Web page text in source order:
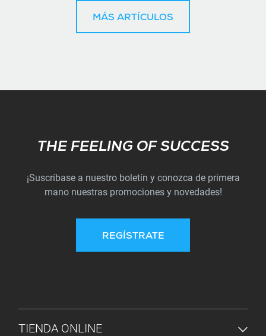
MÁS ARTÍCULOS
Subscribe
THE FEELING OF SUCCESS
¡Suscríbase a nuestro boletín y conozca de primera
mano nuestras promociones y novedades!
REGÍSTRATE
MENÚ DE PIE DE PÁGINA
TIENDA ONLINE